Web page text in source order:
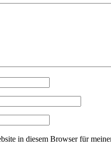
in diesem Browser für